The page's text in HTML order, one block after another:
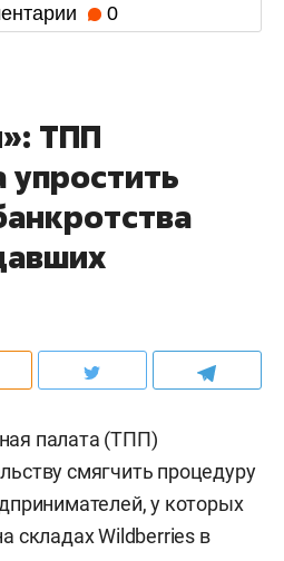
0
ТПП
палата (ТПП)
смягчить процедуру
у которых
складах Wildberries в